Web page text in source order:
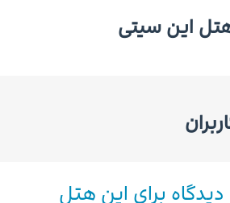
هتل این سیتی
برای این هتل